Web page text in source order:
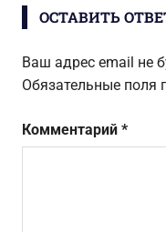
ОСТАВИТЬ
Ваш адрес email не
Обязательные поля
Комментарий *